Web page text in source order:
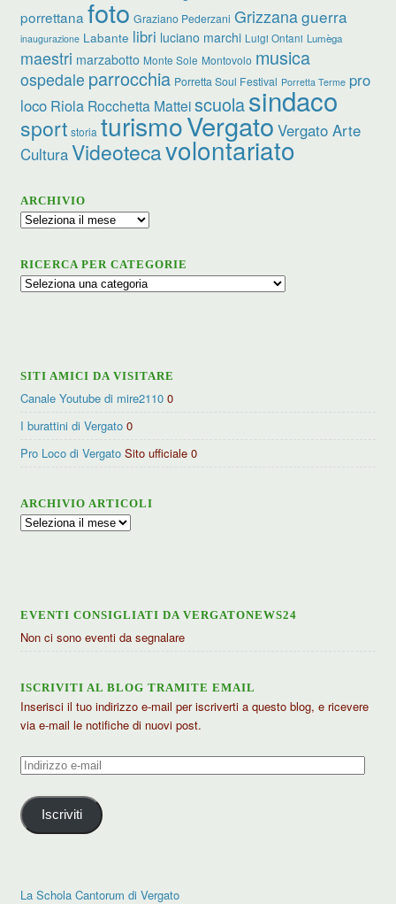
porrettana foto Graziano Pederzani Grizzanaguerra
inaugurazione Labante libri luciano marchi Luigi Ontani Lumèga
maestri marzabotto Monte Sole Montovolo musica
ospedale parrocchia Porretta Soul Festival Porretta Terme pro
loco Riola Rocchetta Matteiscuolasindaco
sport storia turismoVergato Vergato Arte
CulturaVideotecavolontariato
ARCHIVIO
Archivio
RICERCA PER CATEGORIE
Ricerca
SITI AMICI DA VISITARE
Canale Youtube di mire2110 0
I burattini di Vergato 0
Pro Loco di Vergato Sito ufficiale 0
ARCHIVIO ARTICOLI
Archivio
EVENTI CONSIGLIATI DA VERGATONEWS24
Non ci sono eventi da segnalare
ISCRIVITI AL BLOG TRAMITE EMAIL
Inserisci il tuo indirizzo e-mail per iscriverti a questo blog, e ricevere
via e-mail le notifiche di nuovi post.
Indirizzo
mail
Iscriviti
La Schola Cantorum di Vergato